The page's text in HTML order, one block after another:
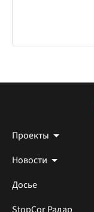
Проекты
Новости
Досье